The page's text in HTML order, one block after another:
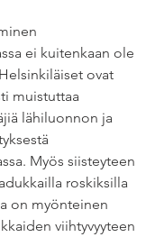
ei kuitenkaan ole
ovat
muistuttaa
lähiluonnon ja
Myös siisteyteen
roskiksilla
on myönteinen
viihtyvyyteen